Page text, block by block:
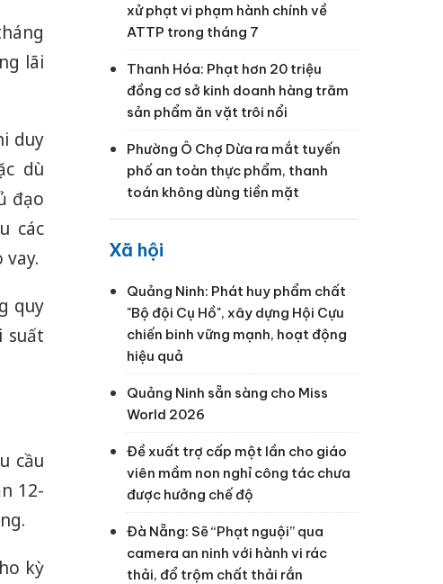
lãi
duy
dù
đạo
các
quy
suất
cầu
12-
kỳ
xử phạt vi phạm hành chính về
ATTP trong tháng 7
Thanh Hóa: Phạt hơn 20 triệu
đồng cơ sở kinh doanh hàng trăm
sản phẩm ăn vặt trôi nổi
Phường Ô Chợ Dừa ra mắt tuyến
phố an toàn thực phẩm, thanh
toán không dùng tiền mặt
Xã hội
Quảng Ninh: Phát huy phẩm chất
"Bộ đội Cụ Hồ", xây dựng Hội Cựu
chiến binh vững mạnh, hoạt động
hiệu quả
Quảng Ninh sẵn sàng cho Miss
World 2026
Đề xuất trợ cấp một lần cho giáo
viên mầm non nghỉ công tác chưa
được hưởng chế độ
Đà Nẵng: Sẽ “Phạt nguội” qua
camera an ninh với hành vi rác
thải, đổ trộm chất thải rắn